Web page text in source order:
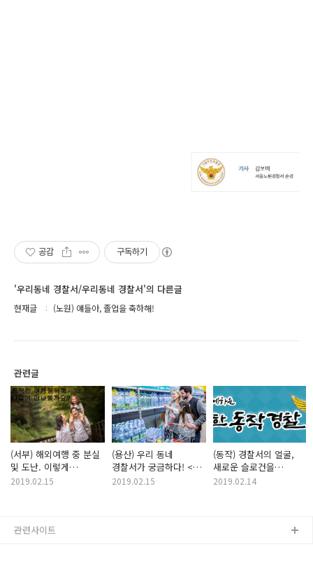
공감 구독하기
'우리동네 경찰서/우리동네 경찰서'의 다른글
현재글 (노원) 얘들아, 졸업을 축하해!
관련글
(서부) 해외여행 중 분실
및 도난. 이렇게
대처하세요!
2019.02.15
(용산) 우리 동네
경찰서가 궁금하다! <
경무과 편>
2019.02.15
(동작) 경찰서의 얼굴,
새로운 슬로건을
소개합니다!
2019.02.14
관련사이트